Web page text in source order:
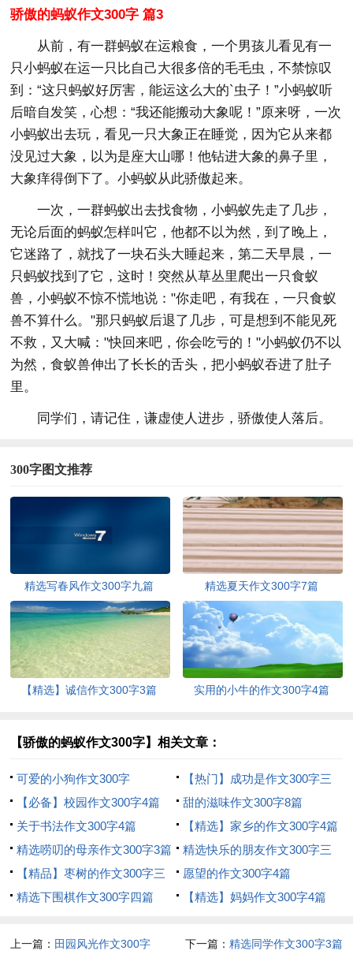
骄傲的蚂蚁作文300字 篇3
从前，有一群蚂蚁在运粮食，一个男孩儿看见有一
只小蚂蚁在运一只比自己大很多倍的毛毛虫，不禁惊叹
到：“这只蚂蚁好厉害，能运这么大的`虫子！”小蚂蚁听
后暗自发笑，心想：“我还能搬动大象呢！”原来呀，一次
小蚂蚁出去玩，看见一只大象正在睡觉，因为它从来都
没见过大象，以为是座大山哪！他钻进大象的鼻子里，
大象痒得倒下了。小蚂蚁从此骄傲起来。
一次，一群蚂蚁出去找食物，小蚂蚁先走了几步，
无论后面的蚂蚁怎样叫它，他都不以为然，到了晚上，
它迷路了，就找了一块石头大睡起来，第二天早晨，一
只蚂蚁找到了它，这时！突然从草丛里爬出一只食蚁
兽，小蚂蚁不惊不慌地说："你走吧，有我在，一只食蚁
兽不算什么。"那只蚂蚁后退了几步，可是想到不能见死
不救，又大喊："快回来吧，你会吃亏的！"小蚂蚁仍不以
为然，食蚁兽伸出了长长的舌头，把小蚂蚁吞进了肚子
里。
同学们，请记住，谦虚使人进步，骄傲使人落后。
300字图文推荐
精选写春风作文300字九篇 精选夏天作文300字7篇
【精选】诚信作文300字3篇 实用的小牛的作文300字4篇
【骄傲的蚂蚁作文300字】相关文章：
可爱的小狗作文300字
【热门】成功是作文300字三
篇
【必备】校园作文300字4篇
甜的滋味作文300字8篇
关于书法作文300字4篇
【精选】家乡的作文300字4篇
精选唠叨的母亲作文300字3篇
精选快乐的朋友作文300字三
篇
【精品】枣树的作文300字三
篇
愿望的作文300字4篇
精选下围棋作文300字四篇
【精选】妈妈作文300字4篇
上一篇： 田园风光作文300字 下一篇： 精选同学作文300字3篇